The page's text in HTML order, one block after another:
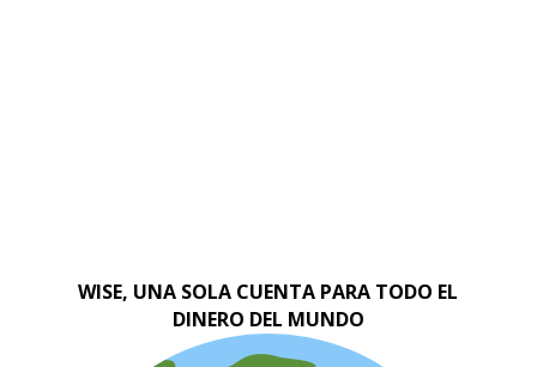
WISE, UNA SOLA CUENTA PARA TODO EL
DINERO DEL MUNDO